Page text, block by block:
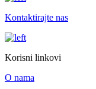
Kontaktirajte nas
Korisni linkovi
O nama